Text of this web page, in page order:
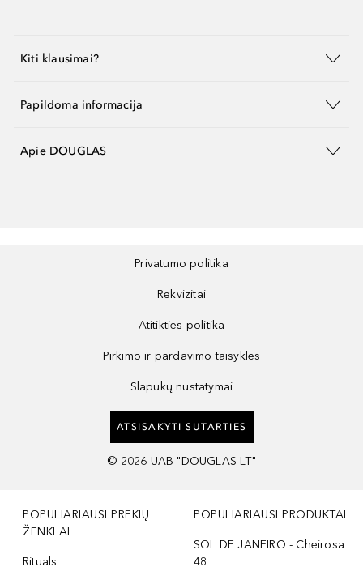
Kiti klausimai?
Papildoma informacija
Apie DOUGLAS
Privatumo politika
Rekvizitai
Atitikties politika
Pirkimo ir pardavimo taisyklės
Slapukų nustatymai
ATSISAKYTI SUTARTIES
© 2026 UAB "DOUGLAS LT"
POPULIARIAUSI PREKIŲ
ŽENKLAI
Rituals
POPULIARIAUSI PRODUKTAI
SOL DE JANEIRO - Cheirosa
48